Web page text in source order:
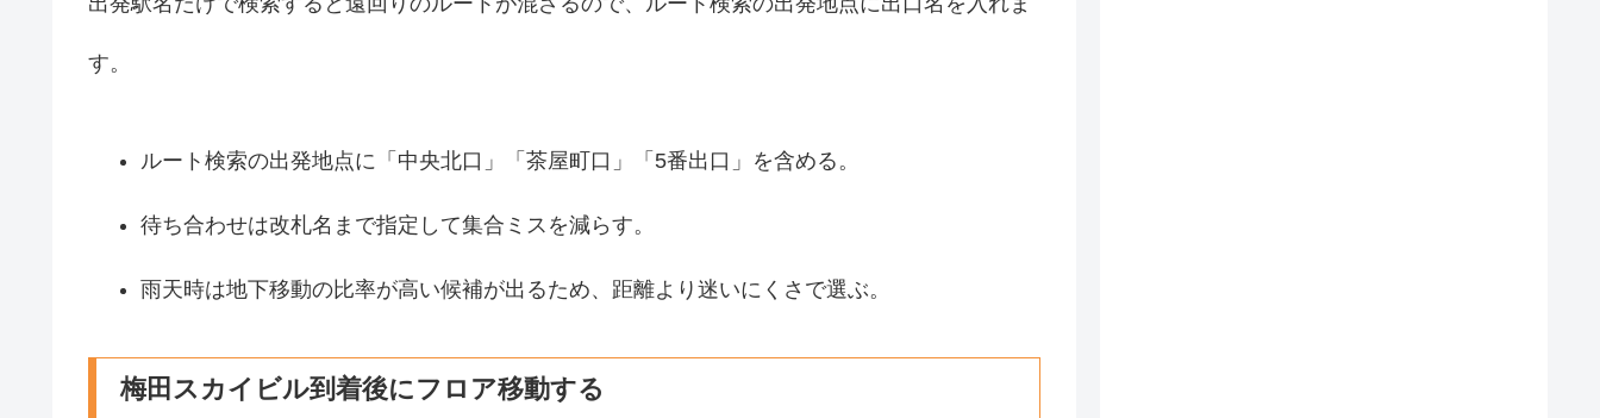
す。
ルート検索の出発地点に「中央北口」「茶屋町口」「5番出口」を含める。
待ち合わせは改札名まで指定して集合ミスを減らす。
雨天時は地下移動の比率が高い候補が出るため、距離より迷いにくさで選ぶ。
梅田スカイビル到着後にフロア移動する